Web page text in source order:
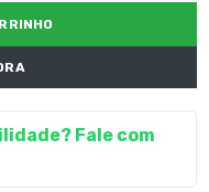
Fale com